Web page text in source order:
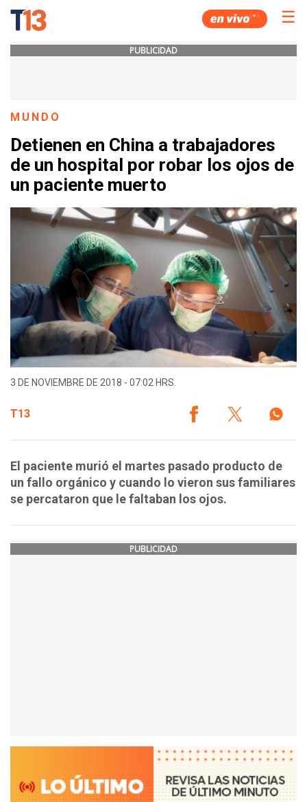
☰
PUBLICIDAD
MUNDO
Detienen en China a trabajadores
de un hospital por robar los ojos de
un paciente muerto
3 DE NOVIEMBRE DE 2018 - 07:02 HRS.
T13
El paciente murió el martes pasado producto de
un fallo orgánico y cuando lo vieron sus familiares
se percataron que le faltaban los ojos.
PUBLICIDAD